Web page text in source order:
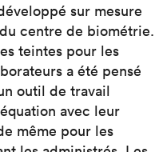
sur mesure
centre de biométrie.
teintes pour les
a été pensé
outil de travail
avec leur
même pour les